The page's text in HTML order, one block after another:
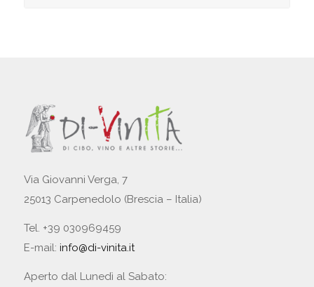
Via Giovanni Verga, 7
25013 Carpenedolo (Brescia – Italia)
Tel. +39 030969459
E-mail: info@di-vinita.it
Aperto dal Lunedì al Sabato: